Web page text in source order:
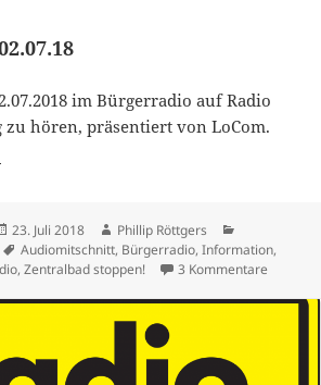
im Bürgerradio auf Radio
zu hören, präsentiert von LoCom.
Veröffentlicht
am
23. Juli 2018 Autor
Phillip Röttgers
Schlagwörter
Audiomitschnitt, Bürgerradio,Information,
,Zentralbad stoppen! 3 Kommentare